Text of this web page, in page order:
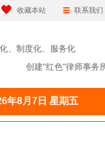
收藏本站 联系我们
、制度化、服务化
"律师事务
年8月7日 星期五